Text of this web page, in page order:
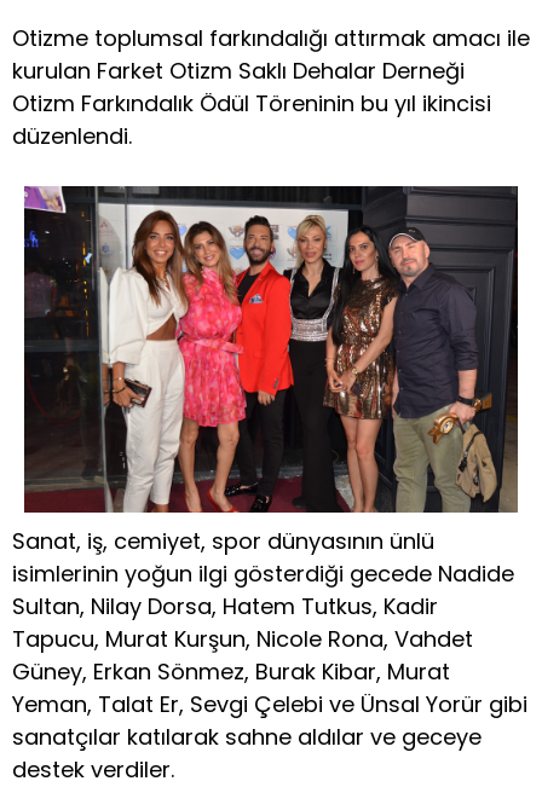
Otizme toplumsal farkındalığı attırmak amacı ile
kurulan Farket Otizm Saklı Dehalar Derneği
Otizm Farkındalık Ödül Töreninin bu yıl ikincisi
düzenlendi.
Sanat, iş, cemiyet, spor dünyasının ünlü
isimlerinin yoğun ilgi gösterdiği gecede Nadide
Sultan, Nilay Dorsa, Hatem Tutkus, Kadir
Tapucu, Murat Kurşun, Nicole Rona, Vahdet
Güney, Erkan Sönmez, Burak Kibar, Murat
Yeman, Talat Er, Sevgi Çelebi ve Ünsal Yorür gibi
sanatçılar katılarak sahne aldılar ve geceye
destek verdiler.